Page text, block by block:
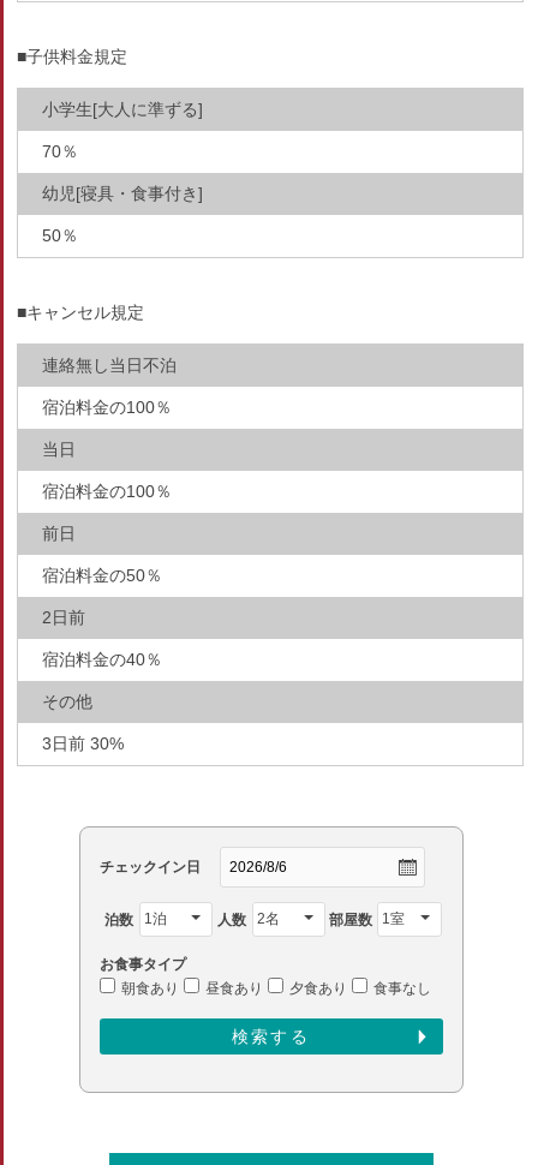
■子供料金規定
小学生[大人に準ずる]
70％
幼児[寝具・食事付き]
50％
■キャンセル規定
連絡無し当日不泊
宿泊料金の100％
当日
宿泊料金の100％
前日
宿泊料金の50％
2日前
宿泊料金の40％
その他
3日前 30%
チェックイン日
泊数 人数 部屋数
お食事タイプ
朝食あり
昼食あり 夕食あり 食事なし